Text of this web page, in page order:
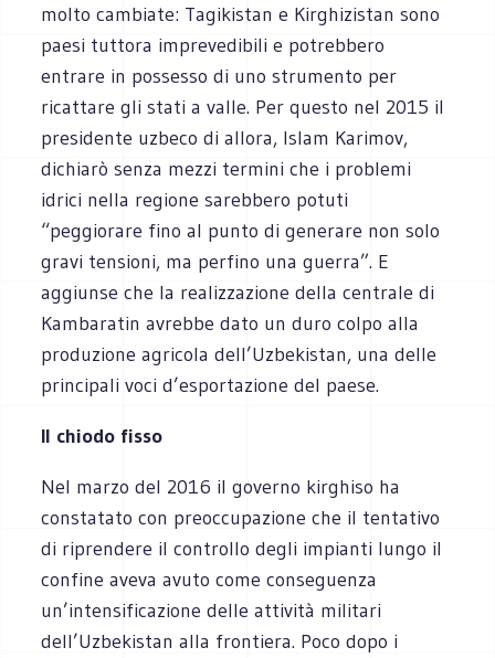
molto cambiate: Tagikistan e Kirghizistan sono
paesi tuttora imprevedibili e potrebbero
entrare in possesso di uno strumento per
ricattare gli stati a valle. Per questo nel 2015 il
presidente uzbeco di allora, Islam Karimov,
dichiarò senza mezzi termini che i problemi
idrici nella regione sarebbero potuti
“peggiorare fino al punto di generare non solo
gravi tensioni, ma perfino una guerra”. E
aggiunse che la realizzazione della centrale di
Kambaratin avrebbe dato un duro colpo alla
produzione agricola dell’Uzbekistan, una delle
principali voci d’esportazione del paese.
Il chiodo fisso
Nel marzo del 2016 il governo kirghiso ha
constatato con preoccupazione che il tentativo
di riprendere il controllo degli impianti lungo il
confine aveva avuto come conseguenza
un’intensificazione delle attività militari
dell’Uzbekistan alla frontiera. Poco dopo i